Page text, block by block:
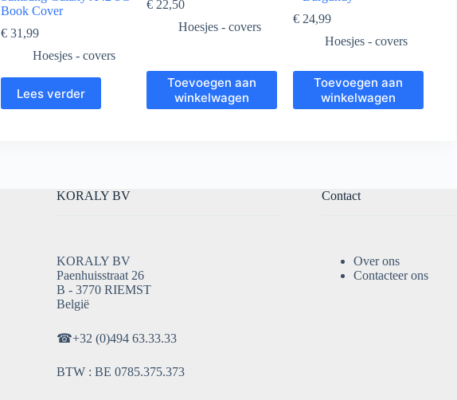
Book Cover
€31,99
Hoesjes - covers
Lees verder
€ 22,50
Hoesjes - covers
Toevoegen aan
winkelwagen
€24,99
Hoesjes - covers
Toevoegen aan
winkelwagen
KORALY BV
KORALY BV
Paenhuisstraat 26
B - 3770 RIEMST
België
☎+32 (0)494 63.33.33
BTW : BE 0785.375.373
Contact
Over ons
Contacteer ons